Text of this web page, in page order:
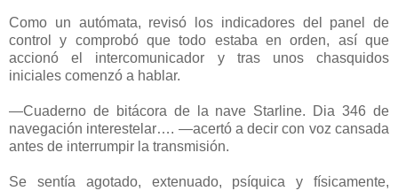
Como un autómata, revisó los indicadores del panel de
control y comprobó que todo estaba en orden, así que
accionó el intercomunicador y tras unos chasquidos
iniciales comenzó a hablar.
―Cuaderno de bitácora de la nave Starline. Dia 346 de
navegación interestelar…. ―acertó a decir con voz cansada
antes de interrumpir la transmisión.
Se sentía agotado, extenuado, psíquica y físicamente,